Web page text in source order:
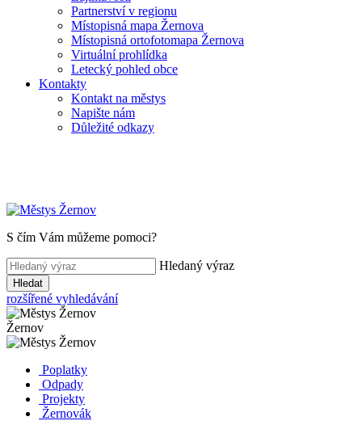
Partnerství v regionu
Místopisná mapa Žernova
Místopisná ortofotomapa Žernova
Virtuální prohlídka
Letecký pohled obce
Kontakty
Kontakt na městys
Napište nám
Důležité odkazy
S čím Vám můžeme pomoci?
Hledaný výraz
Hledat
rozšířené vyhledávání
Žernov
Poplatky
Odpady
Projekty
Žernovák